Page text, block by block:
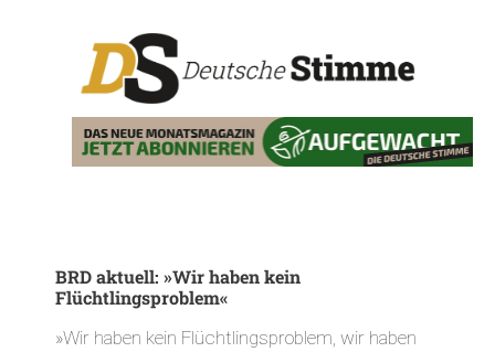
BRD aktuell: »Wir haben kein
Flüchtlingsproblem«
»Wir haben kein Flüchtlingsproblem, wir haben